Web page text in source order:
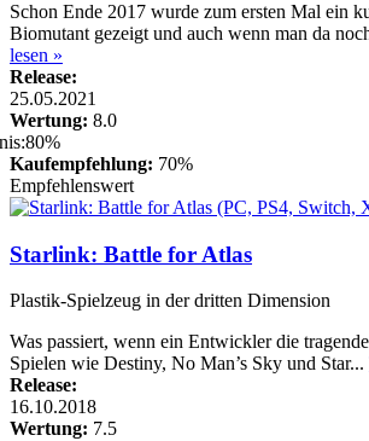
Schon Ende 2017 wurde zum ersten Mal ein
Biomutant gezeigt und auch wenn man da
lesen »
Release:
25.05.2021
Wertung: 8.0
Kaufempfehlung: 70%
Empfehlenswert
Starlink: Battle for Atlas
Plastik-Spielzeug in der dritten Dimension
Was passiert, wenn ein Entwickler die
Spielen wie Destiny, No Man’s Sky und Star...
Release:
16.10.2018
Wertung: 7.5